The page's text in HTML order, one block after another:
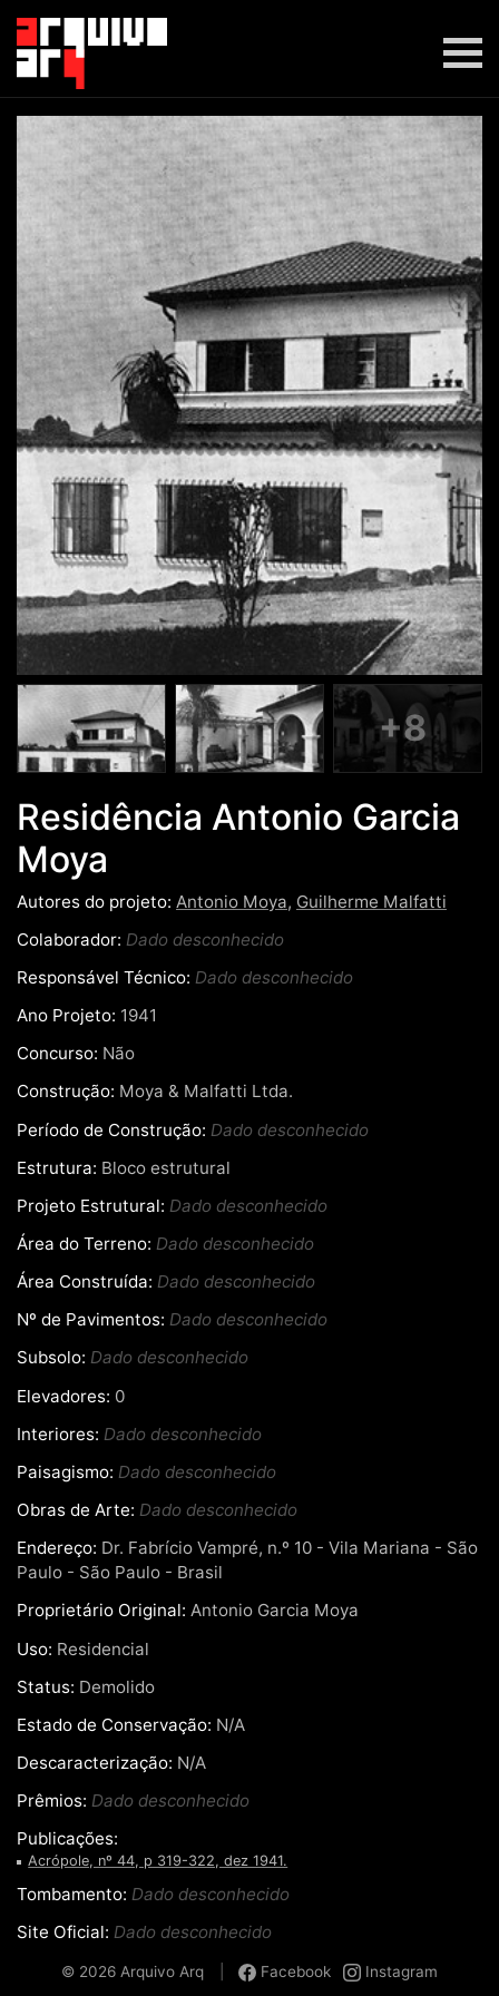
+8
Residência Antonio Garcia
Moya
Autores do projeto: Antonio Moya, Guilherme Malfatti
Colaborador: Dado desconhecido
Responsável Técnico: Dado desconhecido
Ano Projeto: 1941
Concurso: Não
Construção: Moya & Malfatti Ltda.
Período de Construção: Dado desconhecido
Estrutura: Bloco estrutural
Projeto Estrutural: Dado desconhecido
Área do Terreno: Dado desconhecido
Área Construída: Dado desconhecido
Nº de Pavimentos: Dado desconhecido
Subsolo: Dado desconhecido
Elevadores: 0
Interiores: Dado desconhecido
Paisagismo: Dado desconhecido
Obras de Arte: Dado desconhecido
Endereço: Dr. Fabrício Vampré, n.º 10 - Vila Mariana - São
Paulo - São Paulo - Brasil
Proprietário Original: Antonio Garcia Moya
Uso: Residencial
Status: Demolido
Estado de Conservação: N/A
Descaracterização: N/A
Prêmios: Dado desconhecido
Publicações:
Acrópole, nº 44, p 319-322, dez 1941.
Tombamento: Dado desconhecido
Site Oficial: Dado desconhecido
© 2026 Arquivo Arq Facebook Instagram